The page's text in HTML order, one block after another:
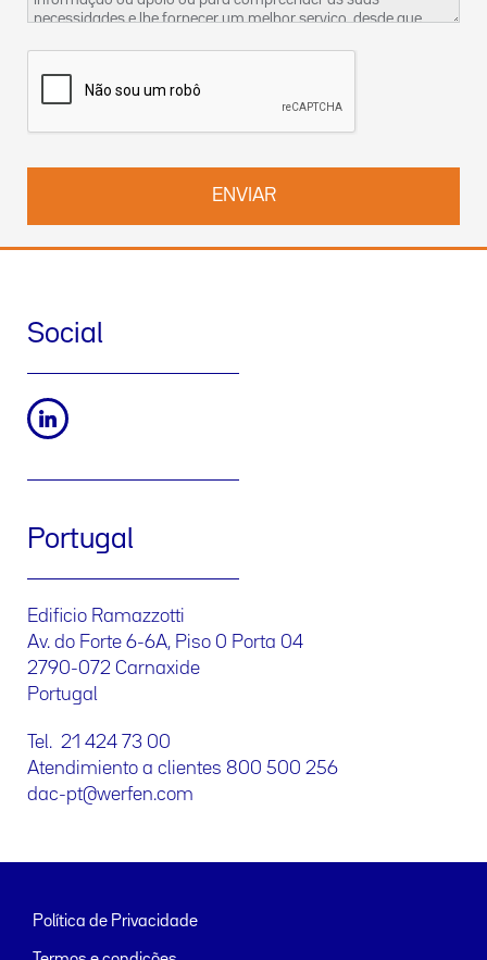
necessidades e lhe fornecer um melhor serviço, desde que
dados e sobre como exercer os seus direitos na nossa
de Privacidade. Pode também contactar-nos pelo
Social
Portugal
Edificio Ramazzotti
Av. do Forte 6-6A, Piso 0 Porta 04
2790-072 Carnaxide
Portugal
Tel. 21 424 73 00
Atendimiento a clientes 800 500 256
dac-pt@werfen.com
Política de Privacidade